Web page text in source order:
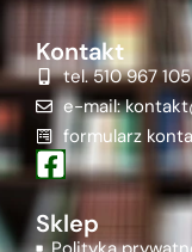
Kontakt
tel. 510 967 105
e-mail:
formularz
Sklep